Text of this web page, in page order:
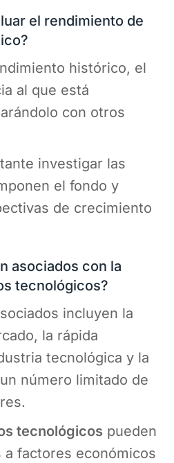
el rendimiento de
histórico, el
al que está
con otros
investigar las
el fondo y
de crecimiento
asociados con la
tecnológicos?
incluyen la
la rápida
tecnológica y la
número limitado de
tecnológicos pueden
a factores económicos